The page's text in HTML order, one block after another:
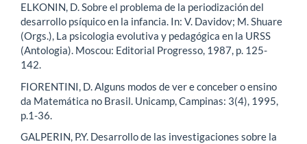
ELKONIN, D. Sobre el problema de la periodización del
desarrollo psíquico en la infancia. In: V. Davidov; M. Shuare
(Orgs.), La psicologia evolutiva y pedagógica en la URSS
(Antologia). Moscou: Editorial Progresso, 1987, p. 125-
142.
FIORENTINI, D. Alguns modos de ver e conceber o ensino
da Matemática no Brasil. Unicamp, Campinas: 3(4), 1995,
p.1-36.
GALPERIN, P.Y. Desarrollo de las investigaciones sobre la